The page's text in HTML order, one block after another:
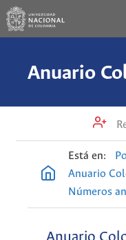
Está en:
Anuario
Números